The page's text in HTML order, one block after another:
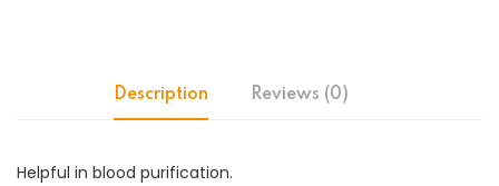
Description Reviews (0)
Helpful in blood purification.